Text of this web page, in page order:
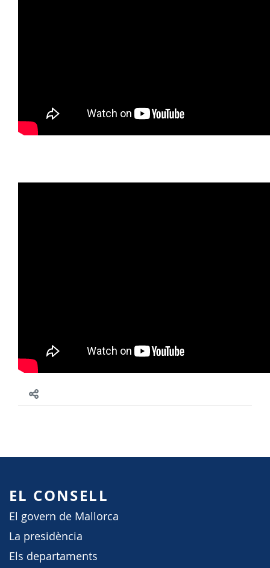
EL CONSELL
El govern de Mallorca
La presidència
Els departaments